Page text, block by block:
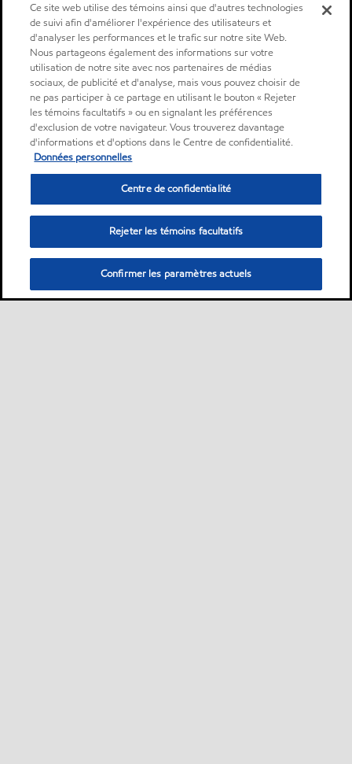
Ce site web utilise des témoins ainsi que d'autres technologies
de suivi afin d'améliorer l'expérience des utilisateurs et
d'analyser les performances et le trafic sur notre site Web.
Nous partageons également des informations sur votre
utilisation de notre site avec nos partenaires de médias
sociaux, de publicité et d'analyse, mais vous pouvez choisir de
ne pas participer à ce partage en utilisant le bouton « Rejeter
les témoins facultatifs » ou en signalant les préférences
d'exclusion de votre navigateur. Vous trouverez davantage
d'informations et d'options dans le Centre de confidentialité.
Données personnelles
Centre de confidentialité
Rejeter les témoins facultatifs
Confirmer les paramètres actuels